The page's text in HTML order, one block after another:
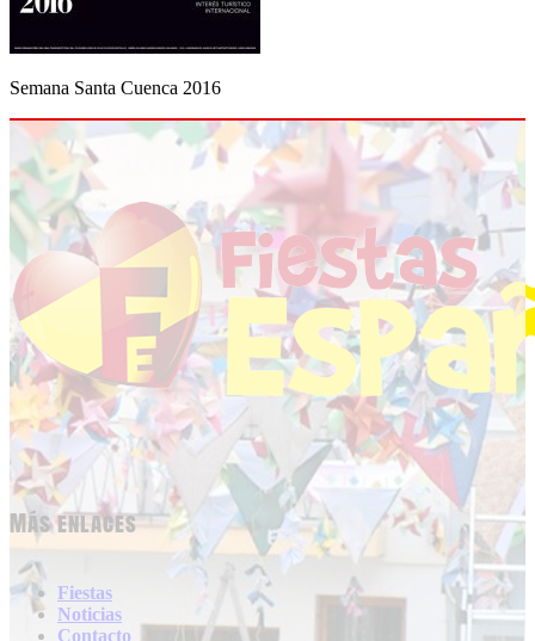
Semana Santa Cuenca 2016
Más enlaces
Fiestas
Noticias
Contacto